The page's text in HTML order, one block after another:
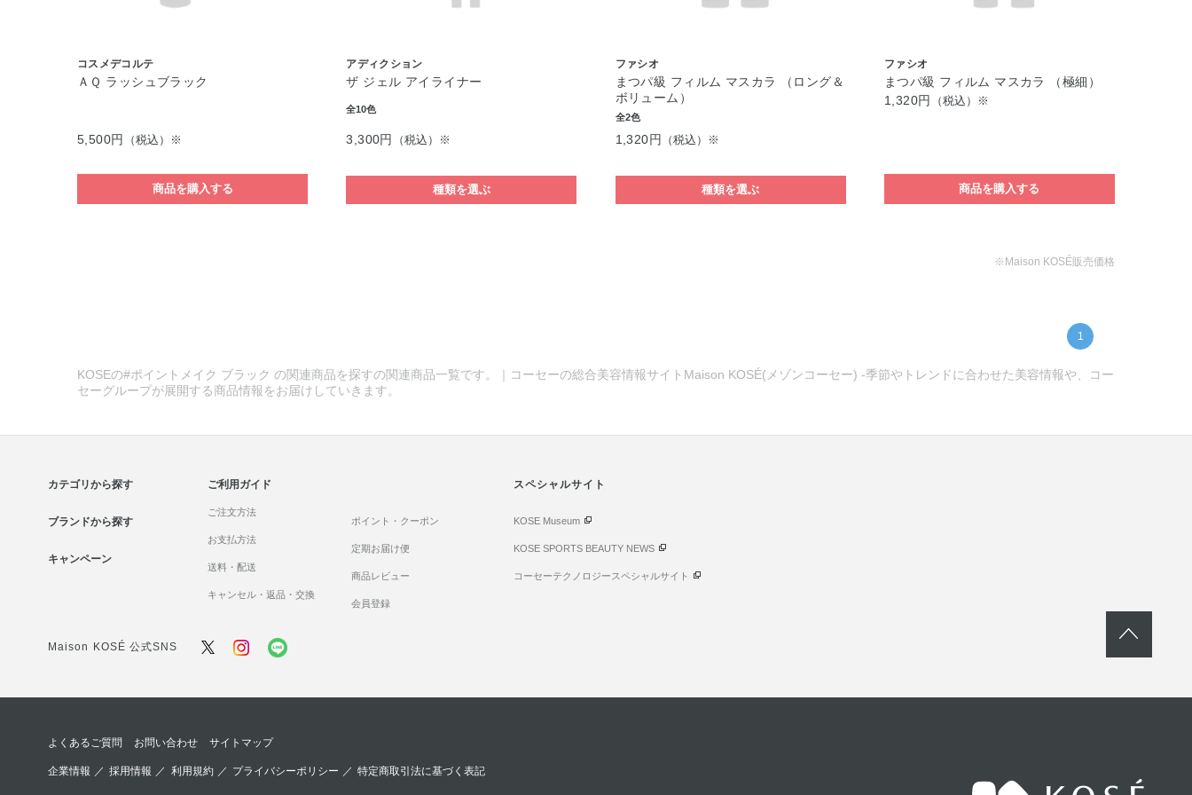
コスメデコルテ
ＡＱ ラッシュブラック
5,500円 （税込）※
商品を購入する
アディクション
ザ ジェル アイライナー
全10色
3,300円 （税込）※
種類を選ぶ
ファシオ
まつパ級 フィルム マスカラ （ロング＆
ボリューム）
全2色
1,320円 （税込）※
種類を選ぶ
ファシオ
まつパ級 フィルム マスカラ （極細）
1,320円
（税込）※
商品を購入する
※Maison KOSÉ販売価格
1
KOSEの#ポイントメイク ブラック の関連商品を探すの関連商品一覧です。｜コーセーの総合美容情報サイトMaison KOSÉ(メゾンコーセー) -季節やトレンドに合わせた美容情報や、コー
セーグループが展開する商品情報をお届けしていきます。
カテゴリから探す
ブランドから探す
キャンペーン
ご利用ガイド
ご注文方法
お支払方法
送料・配送
キャンセル・返品・交換
ポイント・クーポン
定期お届け便
商品レビュー
会員登録
スペシャルサイト
KOSE Museum
KOSE SPORTS BEAUTY NEWS
コーセーテクノロジースペシャルサイト
Maison KOSÉ 公式SNS
よくあるご質問 お問い合わせ サイトマップ
企業情報 ／採用情報 ／ 利用規約／ プライバシーポリシー ／ 特定商取引法に基づく表記